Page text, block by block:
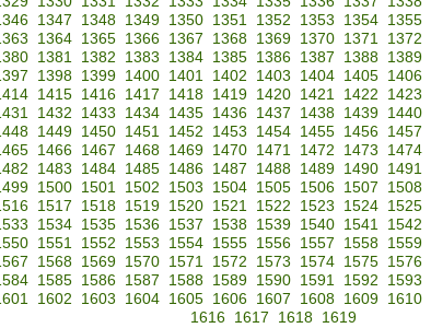
1347 1348 1349 1350 1351 1352 1353 1354 1355
1364 1365 1366 1367 1368 1369 1370 1371 1372
1381 1382 1383 1384 1385 1386 1387 1388 1389
1398 1399 1400 1401 1402 1403 1404 1405 1406
1415 1416 1417 1418 1419 1420 1421 1422 1423
1432 1433 1434 1435 1436 1437 1438 1439 1440
1449 1450 1451 1452 1453 1454 1455 1456 1457
1466 1467 1468 1469 1470 1471 1472 1473 1474
1483 1484 1485 1486 1487 1488 1489 1490 1491
1500 1501 1502 1503 1504 1505 1506 1507 1508
1517 1518 1519 1520 1521 1522 1523 1524 1525
1534 1535 1536 1537 1538 1539 1540 1541 1542
1551 1552 1553 1554 1555 1556 1557 1558 1559
1568 1569 1570 1571 1572 1573 1574 1575 1576
1585 1586 1587 1588 1589 1590 1591 1592 1593
1602 1603 1604 1605 1606 1607 1608 1609 1610
1616
1617 1618 1619